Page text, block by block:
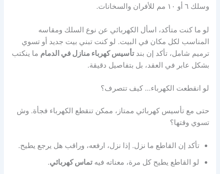
وسلك ٦ أو ١٠ مم للأفران والسخانات.
لو ما كنت متأكد، اسأل الكهربائي عن نوع السلك ومقاسه
المناسب لكل مكان في البيت. لو كنت تبني بيت جديد أو تسوي
ترميم شامل، تأكد إن بندتأسيس كهرباء منازل في الدمام ما ينكتب
بشكل عابر في العقد، بل بتفاصيل دقيقة.
لو انقطعت الكهرباء… كيف تتصرف؟
حتى مع تأسيس كهربائي ممتاز، ممكن تنقطع الكهرباء فجأة. وش
تسوي وقتها؟
تأكد إن القاطع ما نزل. إذا نزل، ارفعه، وراقب هل يرجع يطيح.
لو القاطع يطيح كل مرة، معناته فيهتماس كهربائي.